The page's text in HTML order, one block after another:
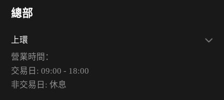
總部
上環
營業時間：
交易日: 09:00 - 18:00
非交易日: 休息